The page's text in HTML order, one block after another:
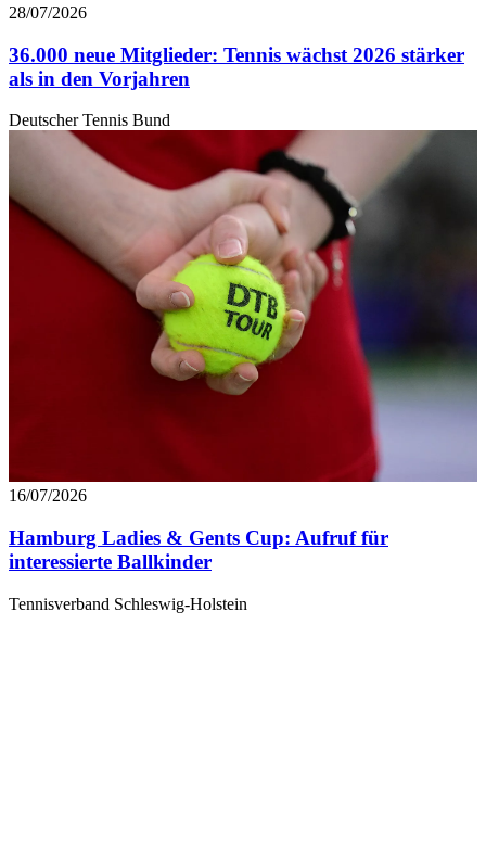
28/07/2026
36.000 neue Mitglieder: Tennis wächst 2026 stärker
als in den Vorjahren
Deutscher Tennis Bund
16/07/2026
Hamburg Ladies & Gents Cup: Aufruf für
interessierte Ballkinder
Tennisverband Schleswig-Holstein